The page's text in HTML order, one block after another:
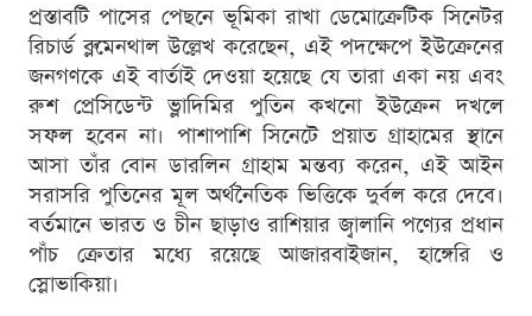
প্রস্তাবটি পাসের পেছনে ভূমিকা রাখা ডেমোক্রেটিক সিনেটর
রিচার্ড ব্লুমেনথাল উল্লেখ করেছেন, এই পদক্ষেপে ইউক্রেনের
জনগণকে এই বার্তাই দেওয়া হয়েছে যে তারা একা নয় এবং
রুশ প্রেসিডেন্ট ভ্লাদিমির পুতিন কখনো ইউক্রেন দখলে
সফল হবেন না। পাশাপাশি সিনেটে প্রয়াত গ্রাহামের স্থানে
আসা তাঁর বোন ডারলিন গ্রাহাম মন্তব্য করেন, এই আইন
সরাসরি পুতিনের মূল অর্থনৈতিক ভিত্তিকে দুর্বল করে দেবে।
বর্তমানে ভারত ও চীন ছাড়াও রাশিয়ার জ্বালানি পণ্যের প্রধান
পাঁচ ক্রেতার মধ্যে রয়েছে আজারবাইজান, হাঙ্গেরি ও
স্লোভাকিয়া।